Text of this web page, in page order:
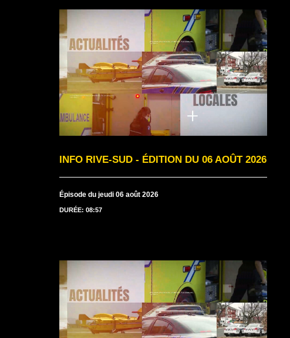
INFO RIVE-SUD - ÉDITION DU 06 AOÛT 2026
Épisode du jeudi 06 août 2026
DURÉE: 08:57